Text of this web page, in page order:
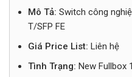
Mô Tả: Switch công
T/SFP FE
Giá Price List: Liên hệ
Tình Trạng: New Fullbox